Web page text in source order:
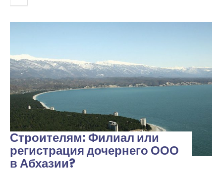
Строителям: Филиал или
регистрация дочернего ООО
в Абхазии?